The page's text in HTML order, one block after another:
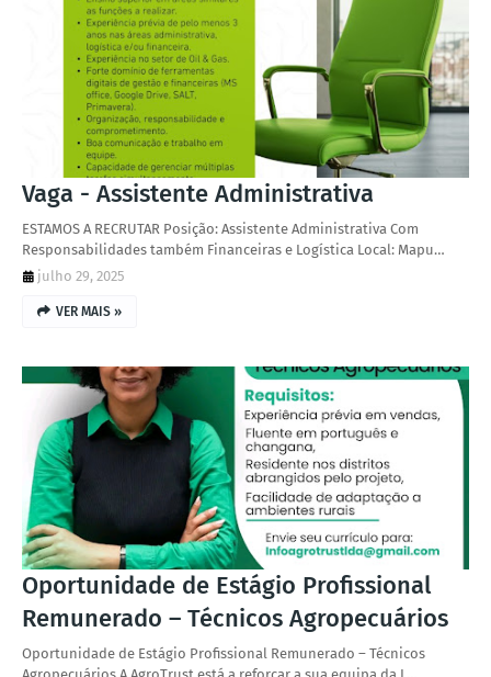
Vaga - Assistente Administrativa
ESTAMOS A RECRUTAR Posição: Assistente Administrativa Com
Responsabilidades também Financeiras e Logística Local: Mapu…
julho 29, 2025
VER MAIS »
Oportunidade de Estágio Profissional
Remunerado – Técnicos Agropecuários
Oportunidade de Estágio Profissional Remunerado – Técnicos